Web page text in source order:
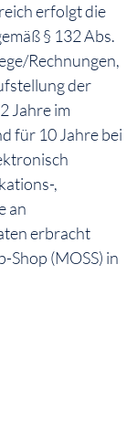
erfolgt die
§ 132 Abs.
Rechnungen,
der
Jahre im
für 10 Jahre bei
,
an
erbracht
(MOSS) in